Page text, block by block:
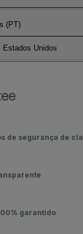
(PT)
Estados Unidos
de segurança de
garantido